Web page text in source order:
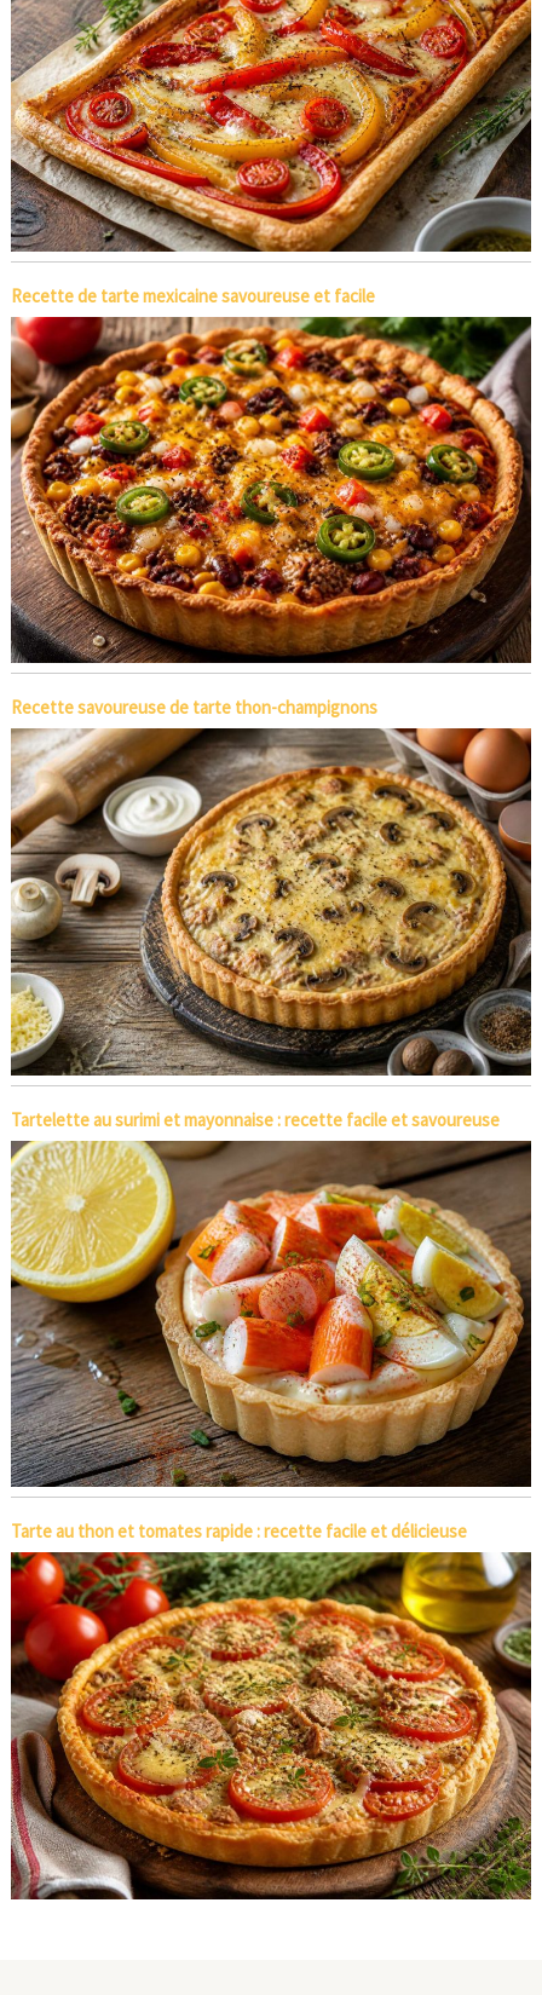
Recette de tarte mexicaine savoureuse et facile
Recette savoureuse de tarte thon-champignons
Tartelette au surimi et mayonnaise : recette facile et savoureuse
Tarte au thon et tomates rapide : recette facile et délicieuse